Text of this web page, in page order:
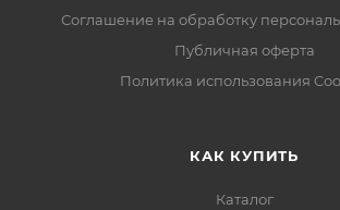
Соглашение на обработку
Публичная оферта
Политика использования
КАК КУПИТЬ
Каталог